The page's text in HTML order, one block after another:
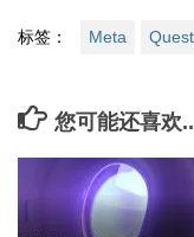
标签： Meta Quest
您可能还喜欢